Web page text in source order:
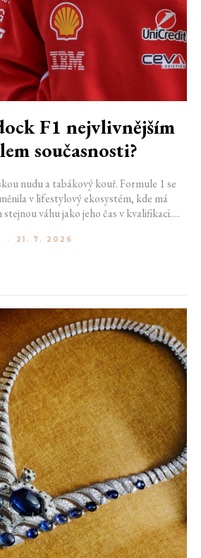
F1 nejvlivnějším
současnosti?
nudu a tabákový kouř. Formule 1 se
v lifestylový ekosystém, kde má
váhu jako jeho čas v kvalifikaci.
a fenoménu manželek a partnerek
fashion komunitě světa. Jak se z
ulice a proč nás drama v paddocku
- 21. 7. 2026